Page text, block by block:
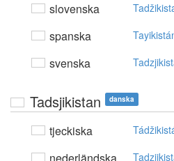
slovenska
spanska
svenska
Tadsjikistan danska
tjeckiska